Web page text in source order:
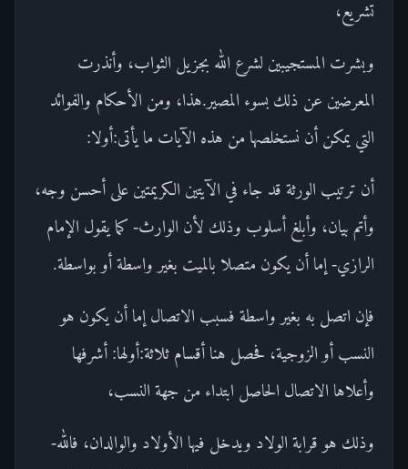
تشريع،
وبشرت المستجيبين لشرع الله بجزيل الثواب، وأنذرت
المعرضين عن ذلك بسوء المصير.هذا، ومن الأحكام والفوائد
التي يمكن أن نستخلصها من هذه الآيات ما يأتى:أولا:
أن ترتيب الورثة قد جاء في الآيتين الكريمتين على أحسن وجه،
وأتم بيان، وأبلغ أسلوب وذلك لأن الوارث- كما يقول الإمام
الرازي- إما أن يكون متصلا بالميت بغير واسطة أو بواسطة.
فإن اتصل به بغير واسطة فسبب الاتصال إما أن يكون هو
النسب أو الزوجية، فحصل هنا أقسام ثلاثة:أولها: أشرفها
وأعلاها الاتصال الحاصل ابتداء من جهة النسب،
وذلك هو قرابة الولاد ويدخل فيها الأولاد والوالدان، فالله-